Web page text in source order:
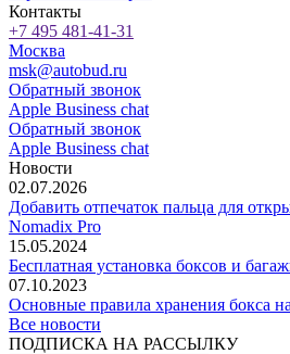
Контакты
+7 495 481-41-31
Москва
msk@autobud.ru
Обратный звонок
Apple Business chat
Обратный звонок
Apple Business chat
Новости
02.07.2026
Добавить отпечаток пальца для
Nomadix Pro
15.05.2024
Бесплатная установка боксов и
07.10.2023
Основные правила хранения бокса
Все новости
ПОДПИСКА НА РАССЫЛКУ